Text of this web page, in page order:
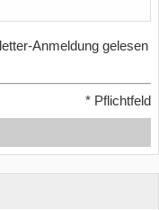
Anmeldung gelesen
* Pflichtfeld